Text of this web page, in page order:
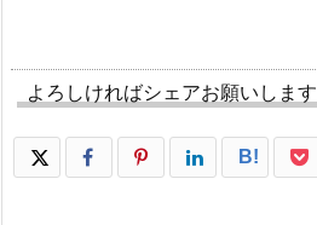
よろしければシェアお願いします
B!